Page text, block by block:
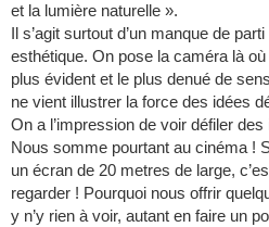
et la lumière naturelle ».
Il s’agit surtout d’un manque de
esthétique. On pose la caméra là où
plus évident et le plus denué de
ne vient illustrer la force des idées
On a l’impression de voir défiler
Nous somme pourtant au cinéma !
un écran de 20 metres de large,
regarder ! Pourquoi nous offrir
y n’y rien à voir, autant en faire un